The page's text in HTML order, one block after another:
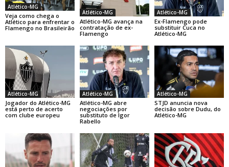
Atlético-MG
Veja como chega o
Atlético para enfrentar o
Flamengo no Brasileirão
Atlético-MG
Atlético-MG avança na
contratação de ex-
Flamengo
Atlético-MG
Ex-Flamengo pode
substituir Cuca no
Atlético-MG
Atlético-MG
Jogador do Atlético-MG
está perto de acerto
com clube europeu
Atlético-MG
Atlético-MG abre
negociações por
substituto de Igor
Rabello
Atlético-MG
STJD anuncia nova
decisão sobre Dudu, do
Atlético-MG